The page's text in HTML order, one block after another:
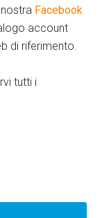
Facebook
account
di riferimento.
tutti i